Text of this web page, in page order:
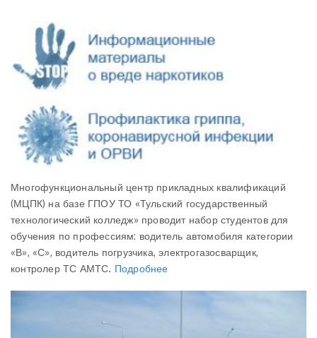
Многофункциональный центр прикладных квалификаций
(МЦПК) на базе ГПОУ ТО «Тульский государственный
технологический колледж» проводит набор студентов для
обучения по профессиям: водитель автомобиля категории
«В», «С», водитель погрузчика, электрогазосварщик,
контролер ТС АМТС. Подробнее